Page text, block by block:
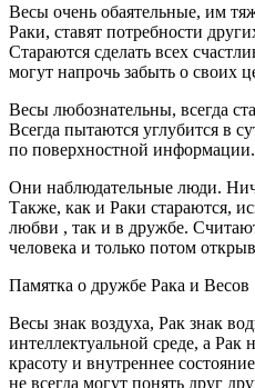
Весы очень обаятельные, им
Раки, ставят потребности
Стараются сделать всех
могут напрочь забыть о своих
Весы любознательны, всегда
Всегда пытаются углубится в
по поверхностной информации.
Они наблюдательные люди.
Также, как и Раки стараются,
любви , так и в дружбе.
человека и только потом
Памятка о дружбе Рака и Весов
Весы знак воздуха, Рак знак
интеллектуальной среде, а Рак
красоту и внутреннее
не всегда могут понять друг